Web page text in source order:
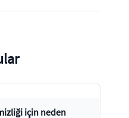
için neden